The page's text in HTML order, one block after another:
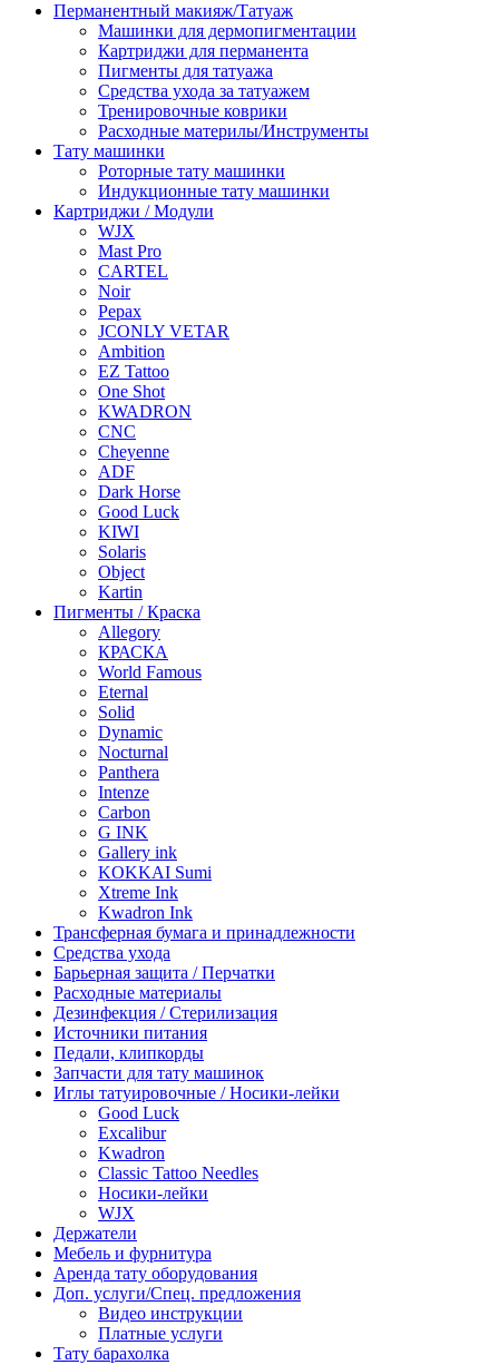
Перманентный макияж/Татуаж
Машинки для дермопигментации
Картриджи для перманента
Пигменты для татуажа
Средства ухода за татуажем
Тренировочные коврики
Расходные материлы/Инструменты
Тату машинки
Роторные тату машинки
Индукционные тату машинки
Картриджи / Модули
WJX
Mast Pro
CARTEL
Noir
Pepax
JCONLY VETAR
Ambition
EZ Tattoo
One Shot
KWADRON
CNC
Cheyenne
ADF
Dark Horse
Good Luck
KIWI
Solaris
Object
Kartin
Пигменты / Краска
Allegory
КРАСКА
World Famous
Eternal
Solid
Dynamic
Nocturnal
Panthera
Intenze
Carbon
G INK
Gallery ink
KOKKAI Sumi
Xtreme Ink
Kwadron Ink
Трансферная бумага и принадлежности
Средства ухода
Барьерная защита / Перчатки
Расходные материалы
Дезинфекция / Стерилизация
Источники питания
Педали, клипкорды
Запчасти для тату машинок
Иглы татуировочные / Носики-лейки
Good Luck
Excalibur
Kwadron
Classic Tattoo Needles
Носики-лейки
WJX
Держатели
Мебель и фурнитура
Аренда тату оборудования
Доп. услуги/Спец. предложения
Видео инструкции
Платные услуги
Тату барахолка